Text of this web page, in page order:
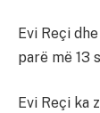
Evi Reçi
parë më 13
Evi Reçi ka